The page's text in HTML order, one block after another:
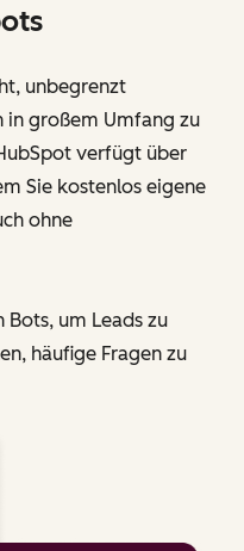
unbegrenzt
in großem Umfang zu
verfügt über
Sie kostenlos eigene
ohne
Bots, um Leads zu
häufige Fragen zu